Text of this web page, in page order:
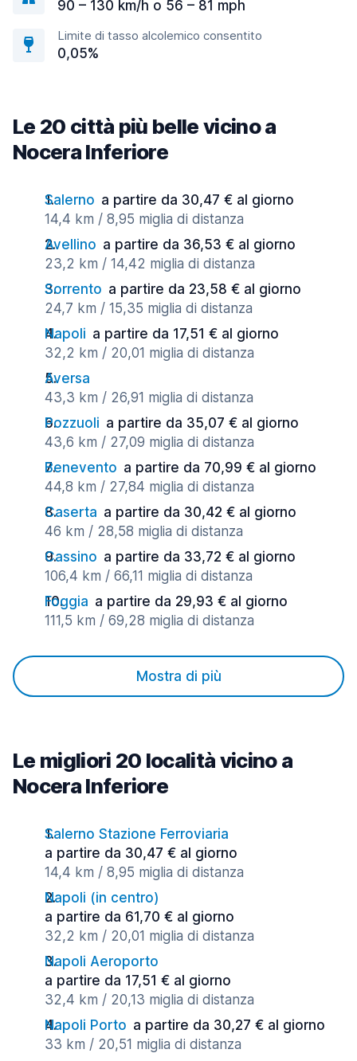
90 – 130 km/h o 56 – 81 mph
Limite di tasso alcolemico consentito
0,05%
Le 20 città più belle vicino a
Nocera Inferiore
Salerno a partire da 30,47 € al giorno
14,4 km / 8,95 miglia di distanza
Avellino a partire da 36,53 € al giorno
23,2 km / 14,42 miglia di distanza
Sorrento a partire da 23,58 € al giorno
24,7 km / 15,35 miglia di distanza
Napoli a partire da 17,51 € al giorno
32,2 km / 20,01 miglia di distanza
Aversa
43,3 km / 26,91 miglia di distanza
Pozzuoli a partire da 35,07 € al giorno
43,6 km / 27,09 miglia di distanza
Benevento a partire da 70,99 € al giorno
44,8 km / 27,84 miglia di distanza
Caserta a partire da 30,42 € al giorno
46 km / 28,58 miglia di distanza
Cassino a partire da 33,72 € al giorno
106,4 km / 66,11 miglia di distanza
Foggia a partire da 29,93 € al giorno
111,5 km / 69,28 miglia di distanza
Mostra di più
Le migliori 20 località vicino a
Nocera Inferiore
Salerno Stazione Ferroviaria
a partire da 30,47 € al giorno
14,4 km / 8,95 miglia di distanza
Napoli (in centro)
a partire da 61,70 € al giorno
32,2 km / 20,01 miglia di distanza
Napoli Aeroporto
a partire da 17,51 € al giorno
32,4 km / 20,13 miglia di distanza
Napoli Porto a partire da 30,27 € al giorno
33 km / 20,51 miglia di distanza